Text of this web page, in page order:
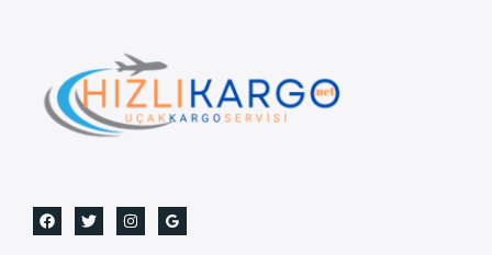
Küresel
Taşımacılık
Çözümleri